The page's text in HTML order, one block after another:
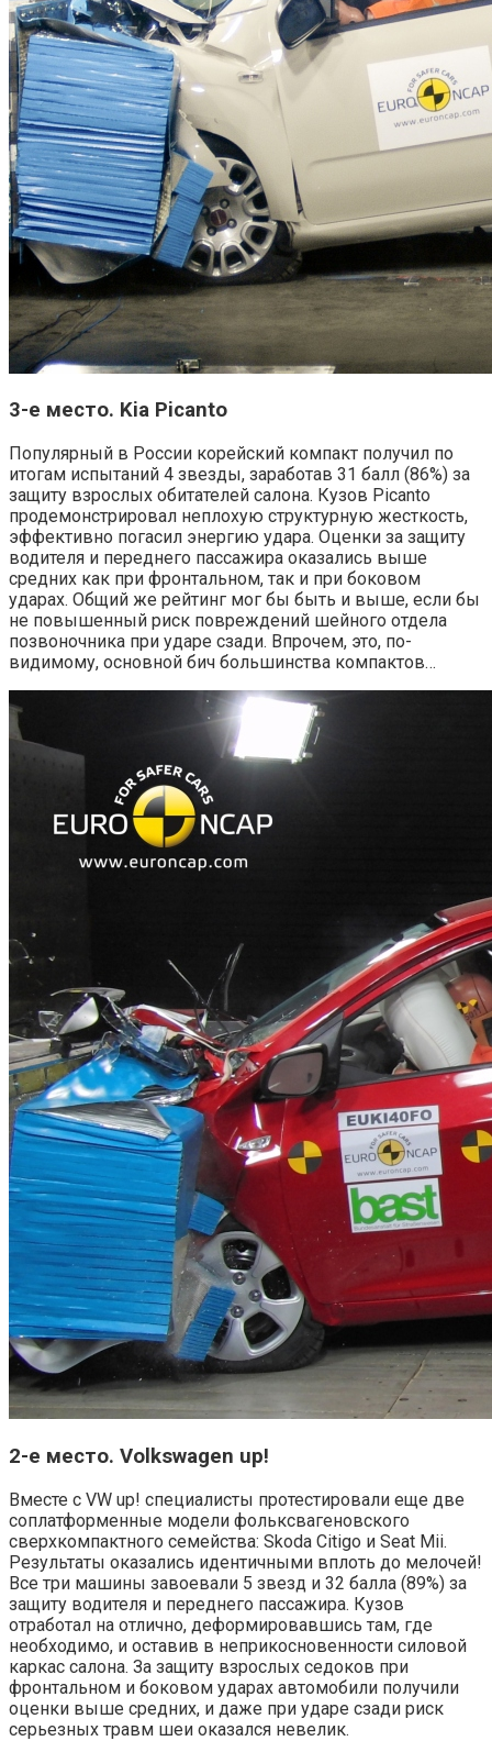
3-е место. Kia Picanto
Популярный в России корейский компакт получил по
итогам испытаний 4 звезды, заработав 31 балл (86%) за
защиту взрослых обитателей салона. Кузов Picanto
продемонстрировал неплохую структурную жесткость,
эффективно погасил энергию удара. Оценки за защиту
водителя и переднего пассажира оказались выше
средних как при фронтальном, так и при боковом
ударах. Общий же рейтинг мог бы быть и выше, если бы
не повышенный риск повреждений шейного отдела
позвоночника при ударе сзади. Впрочем, это, по-
видимому, основной бич большинства компактов…
2-е место. Volkswagen up!
Вместе с VW up! специалисты протестировали еще две
соплатформенные модели фольксвагеновского
сверхкомпактного семейства: Skoda Citigo и Seat Mii.
Результаты оказались идентичными вплоть до мелочей!
Все три машины завоевали 5 звезд и 32 балла (89%) за
защиту водителя и переднего пассажира. Кузов
отработал на отлично, деформировавшись там, где
необходимо, и оставив в неприкосновенности силовой
каркас салона. За защиту взрослых седоков при
фронтальном и боковом ударах автомобили получили
оценки выше средних, и даже при ударе сзади риск
серьезных травм шеи оказался невелик.